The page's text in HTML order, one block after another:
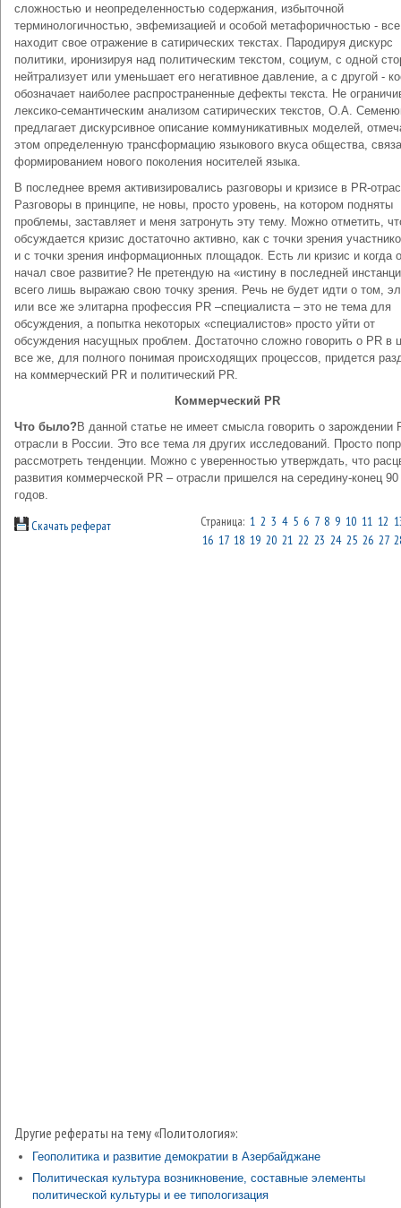
сложностью и неопределенностью содержания, избыточной
терминологичностью, эвфемизацией и особой метафоричностью -
находит свое отражение в сатирических текстах. Пародируя дискурс
политики, иронизируя над политическим текстом, социум, с одной
нейтрализует или уменьшает его негативное давление, а с другой -
обозначает наиболее распространенные дефекты текста. Не
лексико-семантическим анализом сатирических текстов, О.А.
предлагает дискурсивное описание коммуникативных моделей,
этом определенную трансформацию языкового вкуса общества,
формированием нового поколения носителей языка.
В последнее время активизировались разговоры и кризисе в PR-
Разговоры в принципе, не новы, просто уровень, на котором подняты
проблемы, заставляет и меня затронуть эту тему. Можно отметить,
обсуждается кризис достаточно активно, как с точки зрения
и с точки зрения информационных площадок. Есть ли кризис и когда
начал свое развитие? Не претендую на «истину в последней
всего лишь выражаю свою точку зрения. Речь не будет идти о том,
или все же элитарна профессия PR –специалиста – это не тема для
обсуждения, а попытка некоторых «специалистов» просто уйти от
обсуждения насущных проблем. Достаточно сложно говорить о PR в
все же, для полного понимая происходящих процессов, придется
на коммерческий PR и политический PR.
Коммерческий PR
Что было? В данной статье не имеет смысла говорить о зарождении
отрасли в России. Это все тема ля других исследований. Просто
рассмотреть тенденции. Можно с уверенностью утверждать, что
развития коммерческой PR – отрасли пришелся на середину-конец 90
годов.
Скачать реферат Страница: 1 2 3 4 5 6 7 8 9 10 11 12
16 17 18 19 20 21 22 23 24 25 26 27
Другие рефераты на тему «Политология»:
Геополитика и развитие демократии в Азербайджане
Политическая культура возникновение, составные элементы
политической культуры и ее типологизация